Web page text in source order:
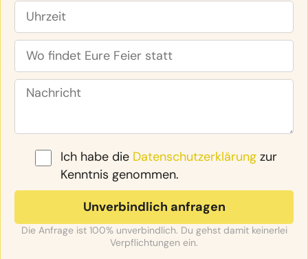
Ich habe die Datenschutzerklärung zur
Kenntnis genommen.
Die Anfrage ist 100% unverbindlich. Du gehst damit keinerlei
Verpflichtungen ein.